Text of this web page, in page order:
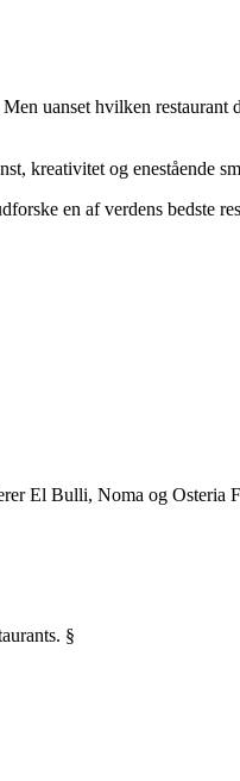
uanset hvilken
kreativitet og enestående
en af verdens bedste
El Bulli, Noma og Osteria
§